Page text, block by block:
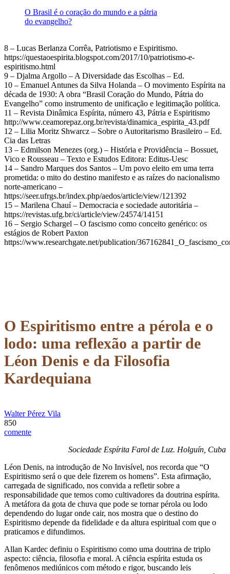
O Brasil é o coração do mundo e a pátria
do evangelho?
8 – Lucas Berlanza Corrêa, Patriotismo e Espiritismo.
https://questaoespirita.blogspot.com/2017/10/patriotismo-e-
espiritismo.html
9 – Djalma Argollo – A Diversidade das Escolhas – Ed.
10 – Emanuel Antunes da Silva Holanda – O movimento Espírita na
década de 1930: A obra “Brasil Coração do Mundo, Pátria do
Evangelho” como instrumento de unificação e legitimação política.
11 – Revista Dinâmica Espírita, número 43, Pátria e Espiritismo
http://www.ceamorepaz.org.br/revista/dinamica_espirita_43.pdf
12 – Lilia Moritz Shwarcz – Sobre o Autoritarismo Brasileiro – Ed.
Cia das Letras
13 – Edmilson Menezes (org.) – História e Providência – Bossuet,
Vico e Rousseau – Texto e Estudos Editora: Editus-Uesc
14 – Sandro Marques dos Santos – Um povo eleito em uma terra
prometida: o mito do destino manifesto e as raízes do nacionalismo
norte-americano –
https://seer.ufrgs.br/index.php/aedos/article/view/121392
15 – Marilena Chauí – Democracia e sociedade autoritária –
https://revistas.ufg.br/ci/article/view/24574/14151
16 – Sergio Schargel – O fascismo como conceito genérico: os
estágios de Robert Paxton
https://www.researchgate.net/publication/
O Espiritismo entre a pérola e o
lodo: uma reflexão a partir de
Léon Denis e da Filosofia
Kardequiana
Walter Pérez Vila
850
comente
Sociedade Espírita Farol de Luz. Holguín, Cuba
Léon Denis, na introdução de No Invisível, nos recorda que “O
Espiritismo será o que dele fizerem os homens”. Esta afirmação,
carregada de significado, nos convida a refletir sobre a
responsabilidade que temos como cultivadores da doutrina espírita.
A metáfora da gota de chuva que pode se tornar pérola ou lodo
dependendo do lugar onde cair, nos mostra que o destino do
Espiritismo depende da fidelidade e da altura espiritual com que o
praticamos e difundimos.
Allan Kardec definiu o Espiritismo como uma doutrina de triplo
aspecto: ciência, filosofia e moral. A ciência espírita estuda os
fenômenos mediúnicos com método e rigor, buscando leis